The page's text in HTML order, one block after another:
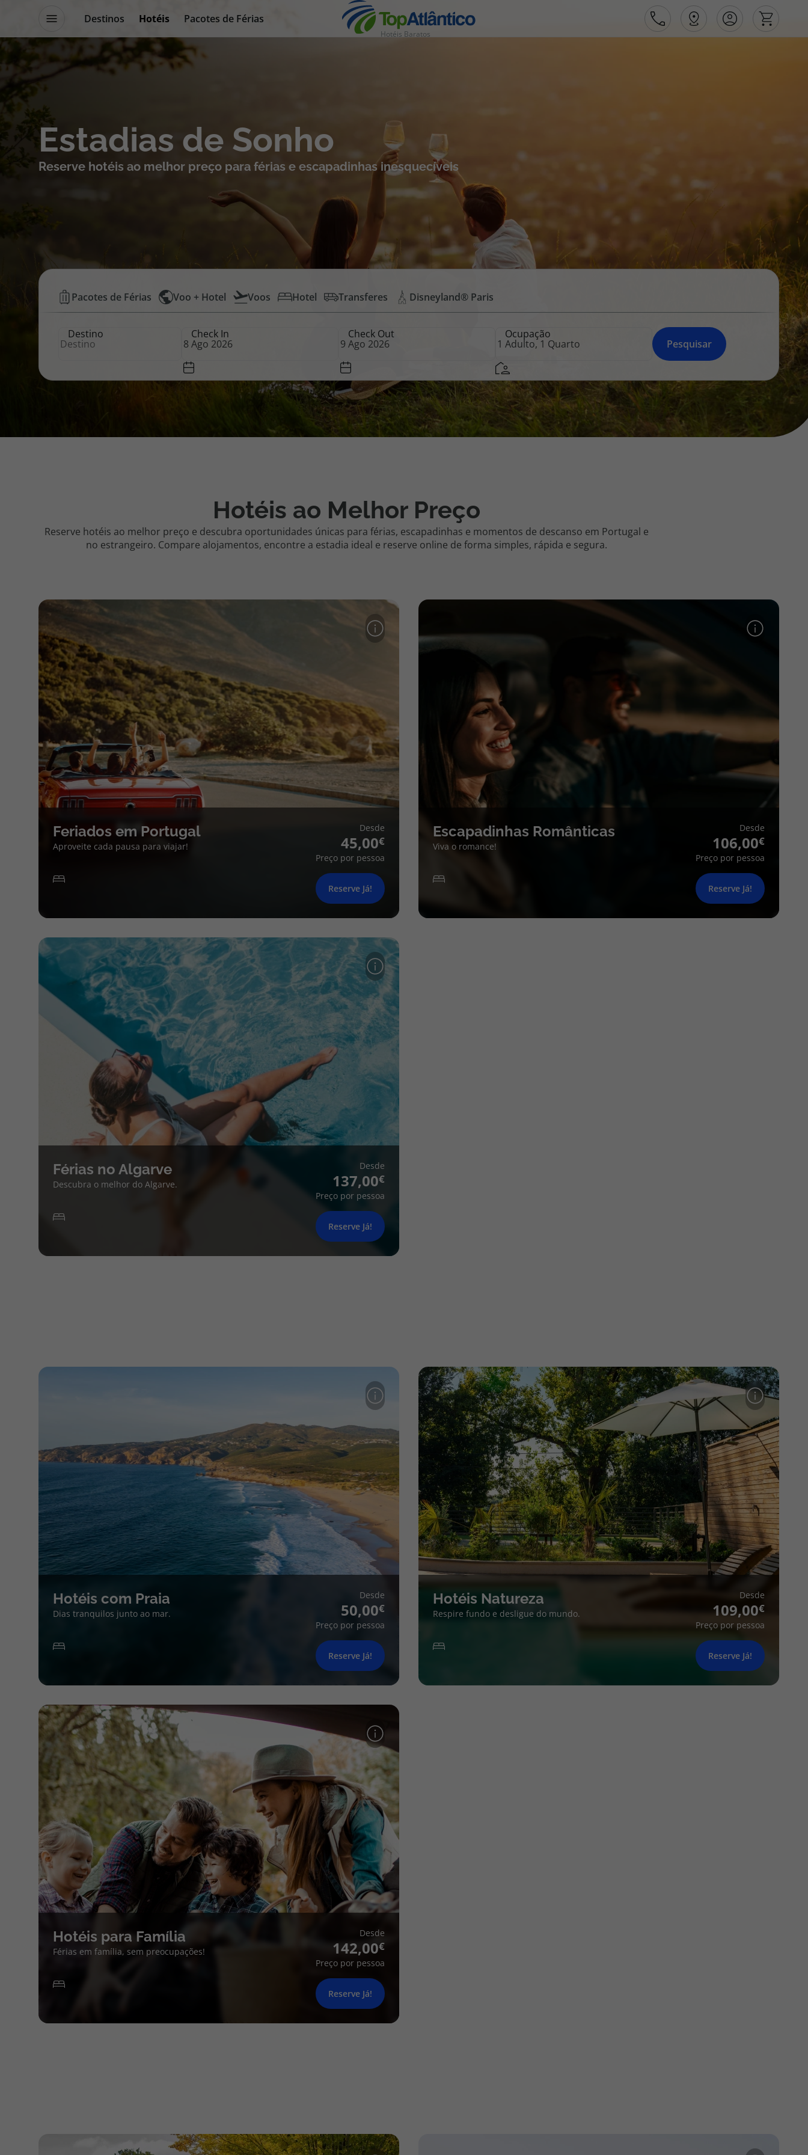
Destinos Hotéis
Pacotes de Férias
Promoções
Blog TopViagens Hotéis Baratos
Destinos
Voos
Pacotes de Férias
Disneyland ® Paris
Cruzeiros
Promoções
Cheque Viagem
Blog TopViagens
Apoio ao cliente no Estrangeiro
facilidade na marcação das suas viagens, tem ainda ao seu
dispor o nosso call center a funcionar todos os dias úteis das
10:00 às 20:00 e Sábado das 10:00 às 14:00.
Estadias de Sonho
Reserve hotéis ao melhor preço para férias e escapadinhas inesquecíveis
Hotéis
Baratos
Top
Pacotes de Férias Voo + Hotel Voos Hotel Transferes Disneyland® Paris
Destino Check In Check Out Ocupação
Pesquisar
Hotéis ao Melhor Preço
Reserve hotéis ao melhor preço e descubra oportunidades únicas para férias, escapadinhas e momentos de descanso em Portugal e
no estrangeiro. Compare alojamentos, encontre a estadia ideal e reserve online de forma simples, rápida e segura.
Feriados em Portugal
Aproveite cada pausa para viajar!
Desde
45,00
Preço por pessoa
Reserve Já!
Escapadinhas Românticas
Viva o romance!
Desde
106,00
Preço por pessoa
Reserve Já!
Férias no Algarve
Descubra o melhor do Algarve.
Desde
137,00
Preço por pessoa
Reserve Já!
Hotéis com Praia
Dias tranquilos junto ao mar.
Desde
50,00
Preço por pessoa
Reserve Já!
Hotéis Natureza
Respire fundo e desligue do mundo.
Desde
109,00
Preço por pessoa
Reserve Já!
Hotéis para Família
Férias em família, sem preocupações!
Desde
142,00
Preço por pessoa
Reserve Já!